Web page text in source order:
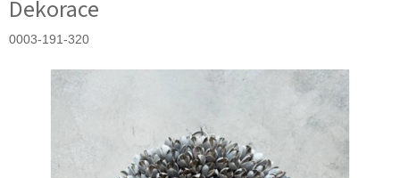
Dekorace
0003-191-320